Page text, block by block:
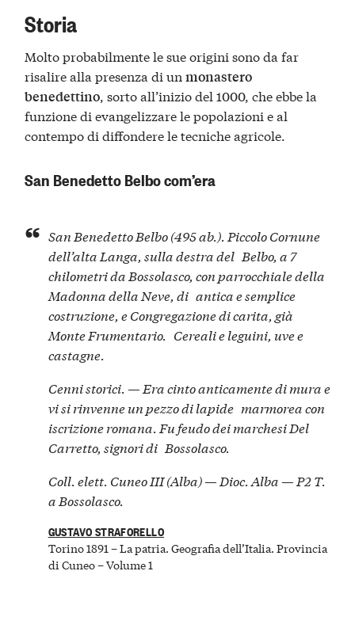
Storia
Molto probabilmente le sue origini sono da far
risalire alla presenza di unmonastero
benedettino, sorto all’inizio del 1000, che ebbe la
funzione di evangelizzare le popolazioni e al
contempo di diffondere le tecniche agricole.
San Benedetto Belbo com’era
San Benedetto Belbo (495 ab.). Piccolo Cornune
dell’alta Langa, sulla destra del Belbo, a 7
chilometri da Bossolasco, con parrocchiale della
Madonna della Neve, di antica e semplice
costruzione, e Congregazione di carita, già
Monte Frumentario. Cereali e leguini, uve e
castagne.
Cenni storici. — Era cinto anticamente di mura e
vi si rinvenne un pezzo di lapide marmorea con
iscrizione romana. Fu feudo dei marchesi Del
Carretto, signori di Bossolasco.
Coll. elett. Cuneo III (Alba) — Dioc. Alba — P2 T.
a Bossolasco.
GUSTAVO STRAFORELLO
Torino 1891 – La patria. Geografia dell’Italia. Provincia
di Cuneo – Volume 1